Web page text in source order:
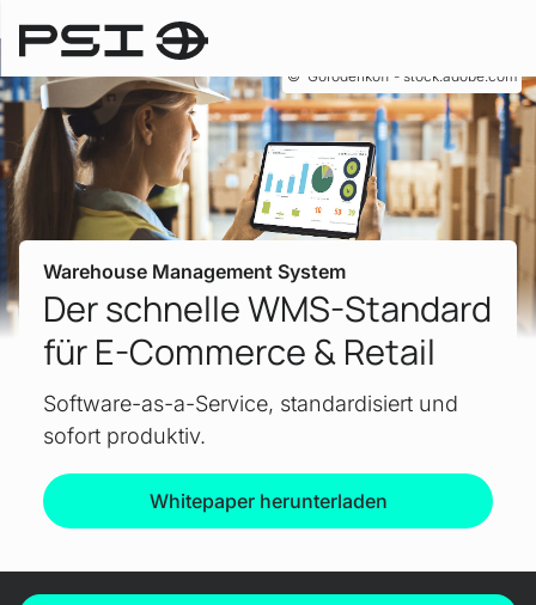
Gorodenkoff - stock.adobe.com
Warehouse Management System
Der schnelle WMS-Standard
für E-Commerce & Retail
Software-as-a-Service, standardisiert und
sofort produktiv.
Whitepaper herunterladen